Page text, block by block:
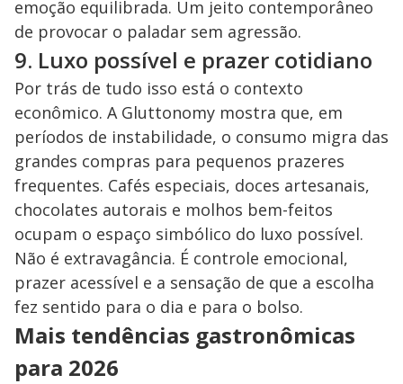
emoção equilibrada. Um jeito contemporâneo
de provocar o paladar sem agressão.
9. Luxo possível e prazer cotidiano
Por trás de tudo isso está o contexto
econômico. A Gluttonomy mostra que, em
períodos de instabilidade, o consumo migra das
grandes compras para pequenos prazeres
frequentes. Cafés especiais, doces artesanais,
chocolates autorais e molhos bem-feitos
ocupam o espaço simbólico do luxo possível.
Não é extravagância. É controle emocional,
prazer acessível e a sensação de que a escolha
fez sentido para o dia e para o bolso.
Mais tendências gastronômicas
para 2026